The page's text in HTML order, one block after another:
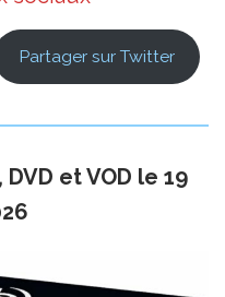
Partager sur Twitter
et VOD le 19